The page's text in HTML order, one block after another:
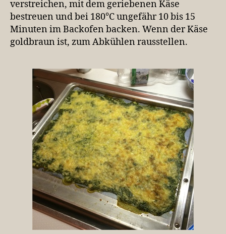
verstreichen, mit dem geriebenen Käse
bestreuen und bei 180°C ungefähr 10 bis 15
Minuten im Backofen backen. Wenn der Käse
goldbraun ist, zum Abkühlen rausstellen.